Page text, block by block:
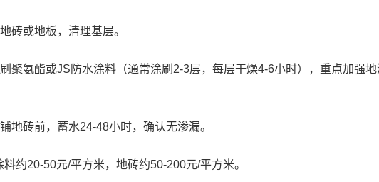
砖或地板，清理基层。
聚氨酯或JS防水涂料（通常涂刷2-3层，每层干燥4-6小时），重点加强
地砖前，蓄水24-48小时，确认无渗漏。
料约20-50元/平方米，地砖约50-200元/平方米。